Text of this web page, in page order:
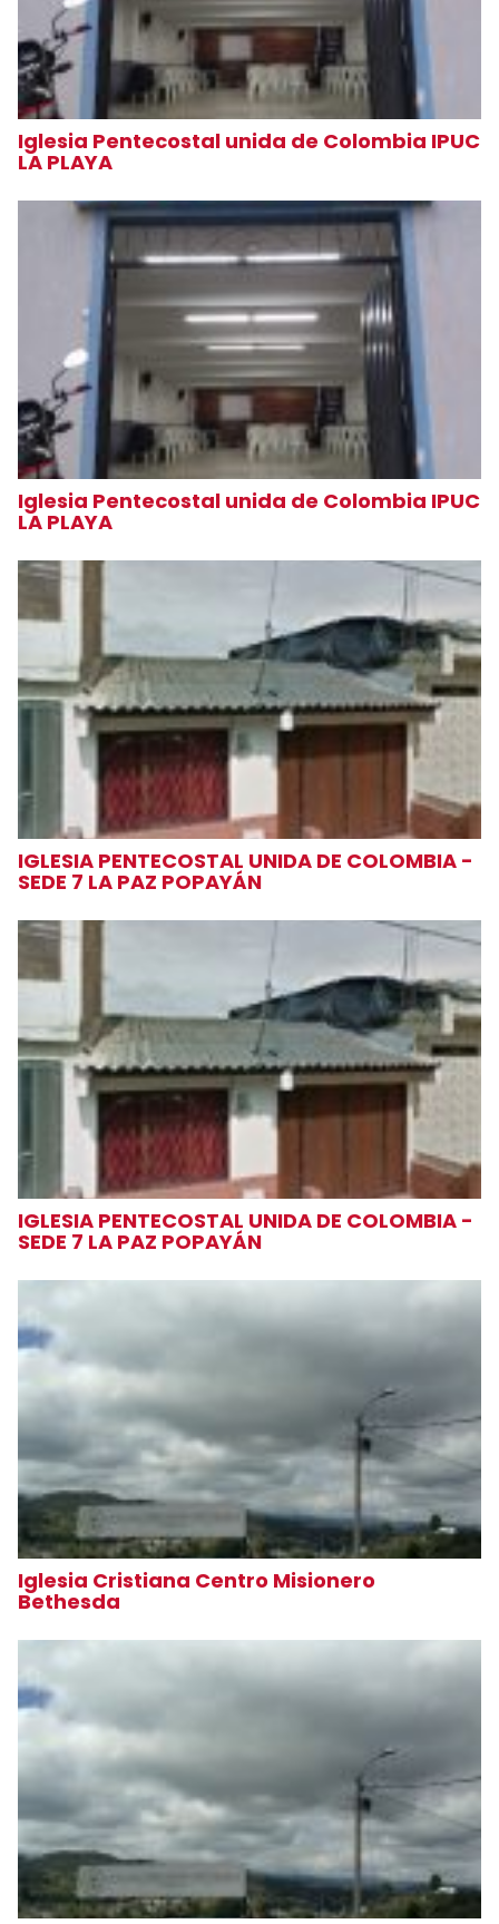
Iglesia Pentecostal unida de Colombia IPUC
LA PLAYA
Iglesia Pentecostal unida de Colombia IPUC
LA PLAYA
IGLESIA PENTECOSTAL UNIDA DE COLOMBIA -
SEDE 7 LA PAZ POPAYÁN
IGLESIA PENTECOSTAL UNIDA DE COLOMBIA -
SEDE 7 LA PAZ POPAYÁN
Iglesia Cristiana Centro Misionero
Bethesda